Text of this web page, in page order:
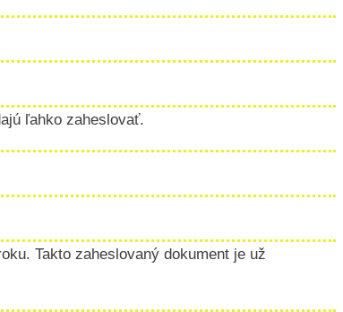
ľahko zaheslovať.
Takto zaheslovaný dokument je už